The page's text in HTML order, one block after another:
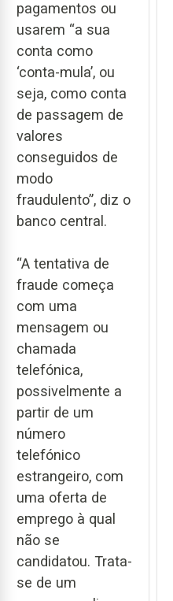
pagamentos ou
usarem “a sua
conta como
‘conta-mula’, ou
seja, como conta
de passagem de
valores
conseguidos de
modo
fraudulento”, diz o
banco central.
“A tentativa de
fraude começa
com uma
mensagem ou
chamada
telefónica,
possivelmente a
partir de um
número
telefónico
estrangeiro, com
uma oferta de
emprego à qual
não se
candidatou. Trata-
se de um